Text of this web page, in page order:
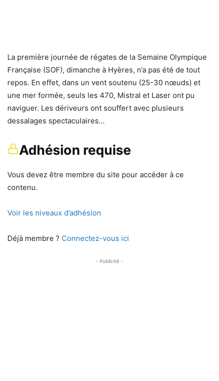
La première journée de régates de la Semaine Olympique
Française (SOF), dimanche à Hyères, n’a pas été de tout
repos. En effet, dans un vent soutenu (25-30 nœuds) et
une mer formée, seuls les 470, Mistral et Laser ont pu
naviguer. Les dériveurs ont souffert avec plusieurs
dessalages spectaculaires…
Adhésion requise
Vous devez être membre du site pour accéder à ce
contenu.
Voir les niveaux d’adhésion
Déjà membre ? Connectez-vous ici
- Publicité -